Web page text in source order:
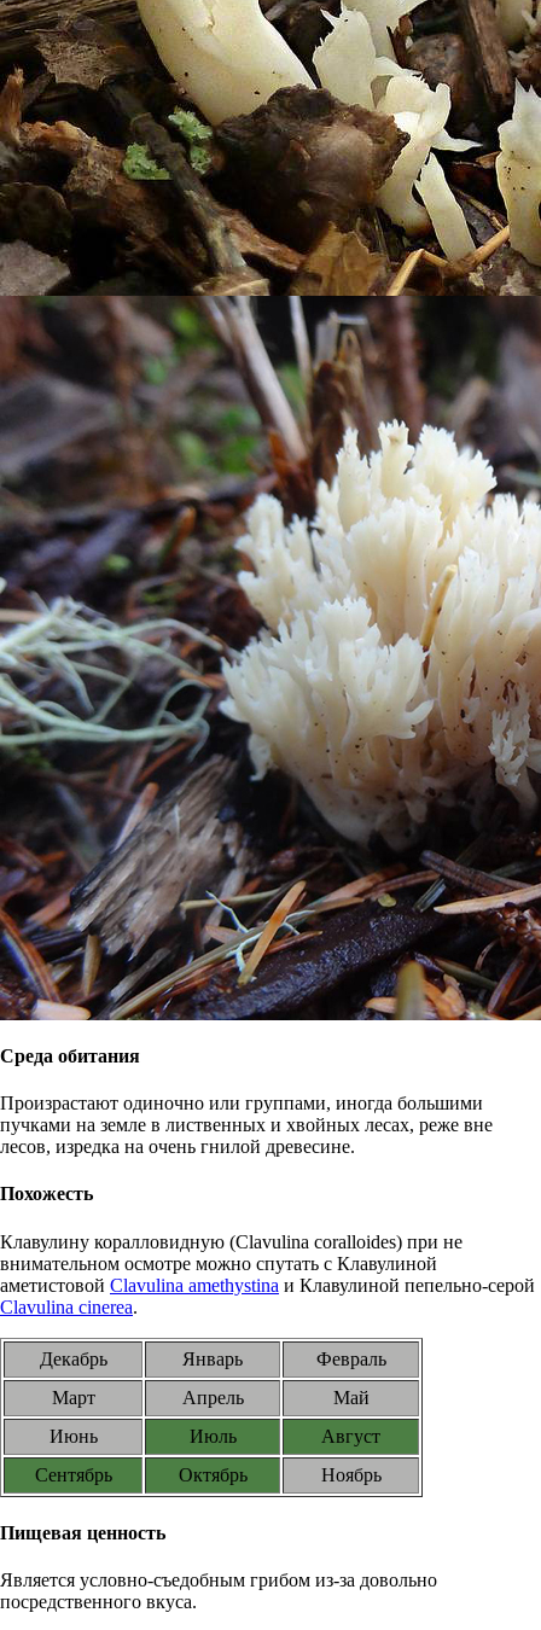
Среда обитания
Произрастают одиночно или группами, иногда большими
пучками на земле в лиственных и хвойных лесах, реже вне
лесов, изредка на очень гнилой древесине.
Похожесть
Клавулину коралловидную (Clavulina coralloides) при не
внимательном осмотре можно спутать с Клавулиной
аметистовой Clavulina amethystina и Клавулиной пепельно-серой
Clavulina cinerea.
Декабрь Январь
Февраль
Март
Апрель
Май
Июнь
Июль
Август
Сентябрь
Октябрь Ноябрь
Пищевая ценность
Является условно-съедобным грибом из-за довольно
посредственного вкуса.